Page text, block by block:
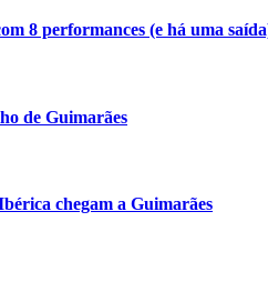
8 performances (e há uma
de Guimarães
chegam a Guimarães